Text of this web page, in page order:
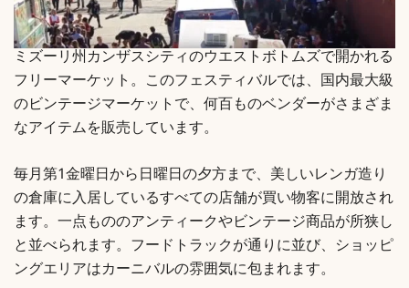
ミズーリ州カンザスシティのウエストボトムズで開かれる
フリーマーケット。このフェスティバルでは、国内最大級
のビンテージマーケットで、何百ものベンダーがさまざま
なアイテムを販売しています。
毎月第1金曜日から日曜日の夕方まで、美しいレンガ造り
の倉庫に入居しているすべての店舗が買い物客に開放され
ます。一点もののアンティークやビンテージ商品が所狭し
と並べられます。フードトラックが通りに並び、ショッピ
ングエリアはカーニバルの雰囲気に包まれます。